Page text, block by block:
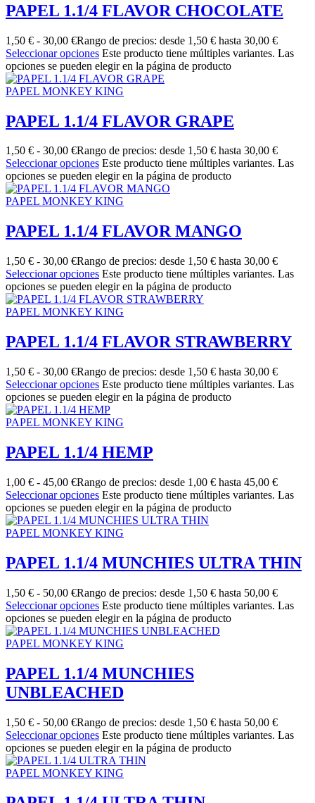
PAPEL 1.1/4 FLAVOR CHOCOLATE
1,50 € - 30,00 €Rango de precios: desde 1,50 € hasta 30,00 €
Seleccionar opciones Este producto tiene múltiples variantes. Las
opciones se pueden elegir en la página de producto
PAPEL MONKEY KING
PAPEL 1.1/4 FLAVOR GRAPE
1,50 € - 30,00 €Rango de precios: desde 1,50 € hasta 30,00 €
Seleccionar opciones Este producto tiene múltiples variantes. Las
opciones se pueden elegir en la página de producto
PAPEL MONKEY KING
PAPEL 1.1/4 FLAVOR MANGO
1,50 € - 30,00 €Rango de precios: desde 1,50 € hasta 30,00 €
Seleccionar opciones Este producto tiene múltiples variantes. Las
opciones se pueden elegir en la página de producto
PAPEL MONKEY KING
PAPEL 1.1/4 FLAVOR STRAWBERRY
1,50 € - 30,00 €Rango de precios: desde 1,50 € hasta 30,00 €
Seleccionar opciones Este producto tiene múltiples variantes. Las
opciones se pueden elegir en la página de producto
PAPEL MONKEY KING
PAPEL 1.1/4 HEMP
1,00 € - 45,00 €Rango de precios: desde 1,00 € hasta 45,00 €
Seleccionar opciones Este producto tiene múltiples variantes. Las
opciones se pueden elegir en la página de producto
PAPEL MONKEY KING
PAPEL 1.1/4 MUNCHIES ULTRA THIN
1,50 € - 50,00 €Rango de precios: desde 1,50 € hasta 50,00 €
Seleccionar opciones Este producto tiene múltiples variantes. Las
opciones se pueden elegir en la página de producto
PAPEL MONKEY KING
PAPEL 1.1/4 MUNCHIES
UNBLEACHED
1,50 € - 50,00 €Rango de precios: desde 1,50 € hasta 50,00 €
Seleccionar opciones Este producto tiene múltiples variantes. Las
opciones se pueden elegir en la página de producto
PAPEL MONKEY KING